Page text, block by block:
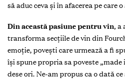
să aduc ceva și în afacerea pe care
Din această pasiune pentru vin, a
transforma secțiile de vin din
emoție, povești care urmează a fi
își spune propria sa poveste „made
dese ori. Ne-am propus ca o dată